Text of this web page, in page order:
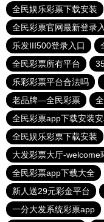
全民娱乐彩票下载安装
全民彩票官网最新登录
乐发III500登录入口
全民彩票所有平台
乐彩彩票平台合法吗
老品牌—全民彩票
全民彩票app下载安装
全民娱乐彩票下载安装
大发彩票大厅-welcome
全民彩票app下载大全
新人送29元彩金平台
一分大发系统彩票app